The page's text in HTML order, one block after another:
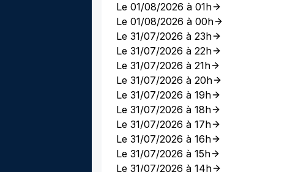
Le 01/08/2026 à 01h
Le 01/08/2026 à 00h
Le 31/07/2026 à 23h
Le 31/07/2026 à 22h
Le 31/07/2026 à 21h
Le 31/07/2026 à 20h
Le 31/07/2026 à 19h
Le 31/07/2026 à 18h
Le 31/07/2026 à 17h
Le 31/07/2026 à 16h
Le 31/07/2026 à 15h
Le 31/07/2026 à 14h